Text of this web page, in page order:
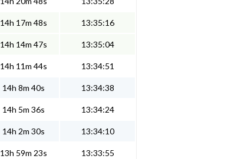
14h 17m 48s 13:35:16
14h 14m 47s 13:35:04
14h 11m 44s 13:34:51
14h 8m 40s 13:34:38
14h 5m 36s 13:34:24
14h 2m 30s 13:34:10
13h 59m 23s 13:33:55